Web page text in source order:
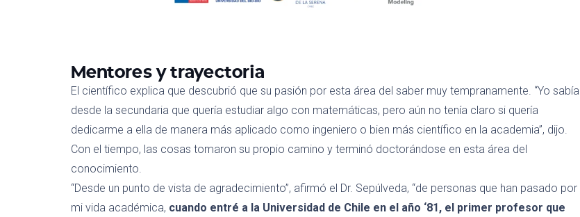
Mentoresy trayectoria
El científico explica que descubrió que su pasión por esta área del saber muy tempranamente. “Yo sabía
desde la secundaria que quería estudiar algo con matemáticas, pero aún no tenía claro si quería
dedicarme a ella de manera más aplicado como ingeniero o bien más científico en la academia”, dijo.
Con el tiempo, las cosas tomaron su propio camino y terminó doctorándose en esta área del
conocimiento.
“Desde un punto de vista de agradecimiento”, afirmó el Dr. Sepúlveda, “de personas que han pasado por
mi vida académica, cuando entré a la Universidad de Chile en el año ‘81, el primer profesor que